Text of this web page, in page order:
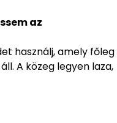
az
használj, amely főleg
A közeg legyen laza,